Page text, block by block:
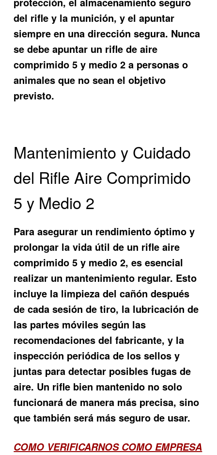
del rifle y la munición, y el apuntar
siempre en una dirección segura. Nunca
se debe apuntar un rifle de aire
comprimido 5 y medio 2 a personas o
animales que no sean el objetivo
previsto.
Mantenimiento y Cuidado
del Rifle Aire Comprimido
5 y Medio 2
Para asegurar un rendimiento óptimo y
prolongar la vida útil de un rifle aire
comprimido 5 y medio 2, es esencial
realizar un mantenimiento regular. Esto
incluye la limpieza del cañón después
de cada sesión de tiro, la lubricación de
las partes móviles según las
recomendaciones del fabricante, y la
inspección periódica de los sellos y
juntas para detectar posibles fugas de
aire. Un rifle bien mantenido no solo
funcionará de manera más precisa, sino
que también será más seguro de usar.
COMO VERIFICARNOS COMO EMPRESA